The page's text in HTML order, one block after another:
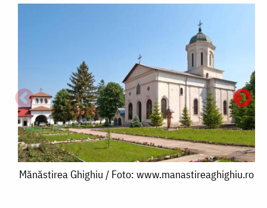
Mănăstirea
Mănăstirea Ghighiu / Foto: www.manastireaghighiu.ro